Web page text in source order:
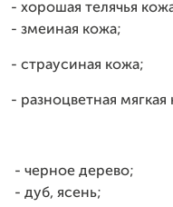
- хорошая телячья
- змеиная кожа;
- страусиная кожа;
- разноцветная мягкая
- черное дерево;
- дуб, ясень;